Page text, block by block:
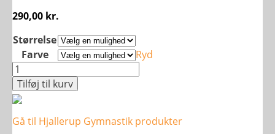
290,00 kr.
Størrelse
Farve
Ryd
Basic
Cardigan
-
Herre
antal
Tilføj til kurv
Gå til Hjallerup Gymnastik produkter